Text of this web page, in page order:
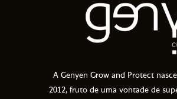
A Genyen Grow and Protect
2012, fruto de uma vontade de